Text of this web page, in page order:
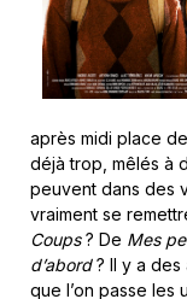
après midi place
déjà trop, mêlés à
peuvent dans des
vraiment se
Coups? De Mes
d’abord? Il y a des
que l’on passe les